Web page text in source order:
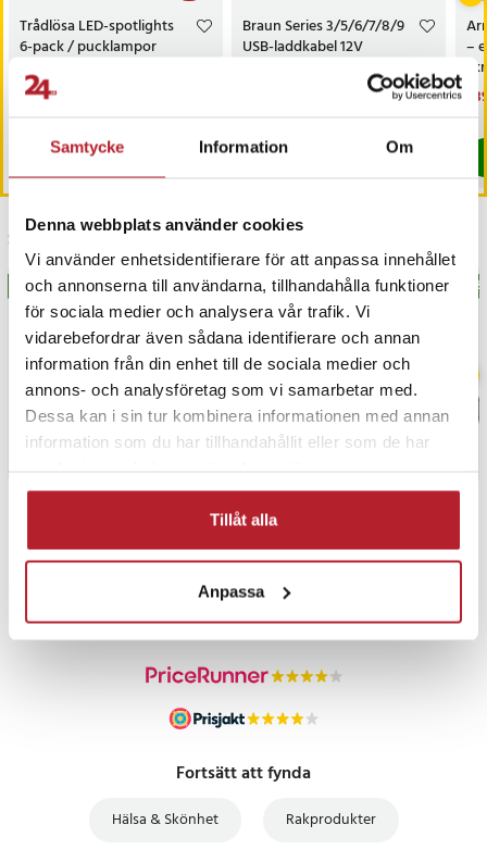
Samtycke Information Om
Denna webbplats använder cookies
Vi använder enhetsidentifierare för att anpassa innehållet
och annonserna till användarna, tillhandahålla funktioner
för sociala medier och analysera vår trafik. Vi
vidarebefordrar även sådana identifierare och annan
information från din enhet till de sociala medier och
annons- och analysföretag som vi samarbetar med.
Dessa kan i sin tur kombinera informationen med annan
information som du har tillhandahållit eller som de har
Tillåt alla
Anpassa
Trådlösa LED-spotlights
6-pack / pucklampor
med fjärrkontroll / dimbar
skåpbelysning
Nuvarande pris
199 kr
Köp
Braun Series 3/5/6/7/8/9
USB-laddkabel 12V
–
Senast besökta
BÄSTSÄLJARE
PRISGARANTI
UTFÖRSÄLJNING
Fortsätt att fynda
Hälsa & Skönhet Rakprodukter